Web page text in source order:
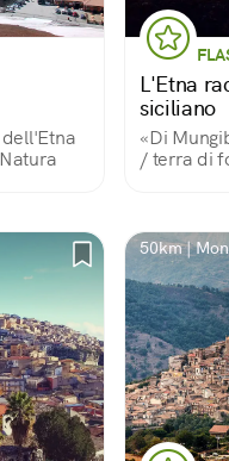
L'Etna
siciliano
«Di
/ terra di
è un
50km |